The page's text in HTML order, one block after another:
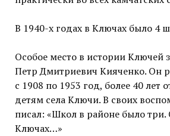
В 1940-х годах в Ключах было 4
Особое место в истории Ключей
Петр Дмитриевич Кияченко. Он
с 1908 по 1953 год, более 40 лет
детям села Ключи. В своих
писал: «Школ в районе было три.
Ключах…»